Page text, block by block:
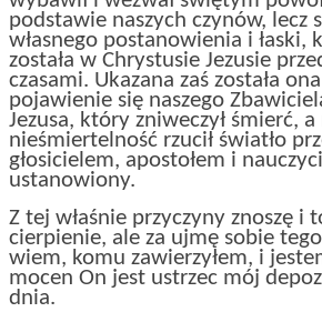
podstawie naszych czynów, lecz
własnego postanowienia i łaski,
została w Chrystusie Jezusie
czasami. Ukazana zaś została
pojawienie się naszego
Jezusa, który zniweczył śmierć, a
nieśmiertelność rzucił światło
głosicielem, apostołem i
ustanowiony.
Z tej właśnie przyczyny znoszę i
cierpienie, ale za ujmę sobie
wiem, komu zawierzyłem, i
mocen On jest ustrzec mój
dnia.